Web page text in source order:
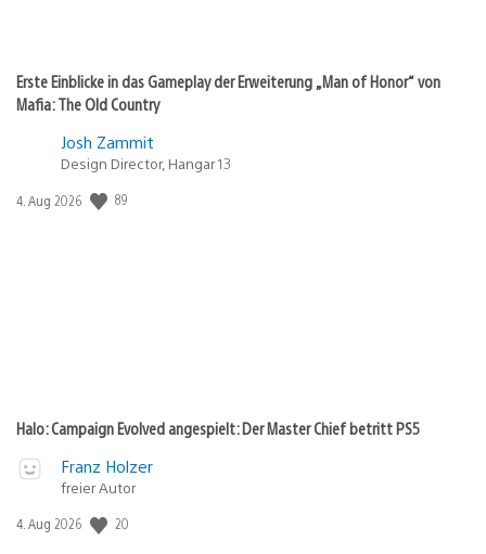
Erste Einblicke in das Gameplay der Erweiterung „Man of Honor“ von
Mafia: The Old Country
Josh Zammit
Design Director, Hangar 13
Veröffentlichungsdatum:
4. Aug 2026 89
Halo: Campaign Evolved angespielt: Der Master Chief betritt PS5
Franz Holzer
freier Autor
Veröffentlichungsdatum:
4. Aug 2026 20